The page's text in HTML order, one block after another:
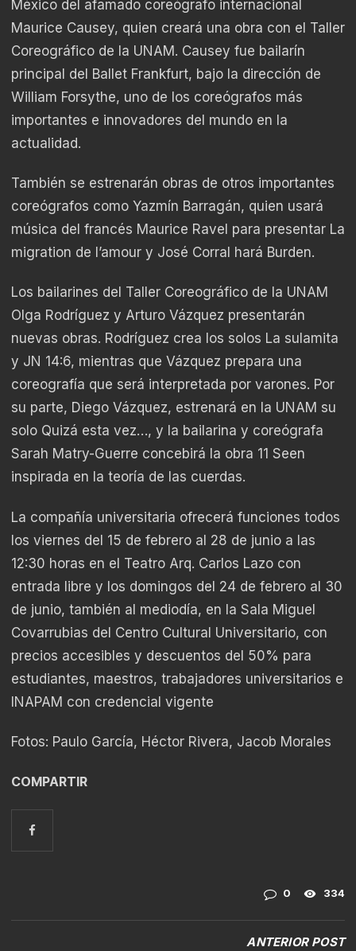
México del afamado coreógrafo internacional
Maurice Causey, quien creará una obra con el Taller
Coreográfico de la UNAM. Causey fue bailarín
principal del Ballet Frankfurt, bajo la dirección de
William Forsythe, uno de los coreógrafos más
importantes e innovadores del mundo en la
actualidad.
También se estrenarán obras de otros importantes
coreógrafos como Yazmín Barragán, quien usará
música del francés Maurice Ravel para presentar La
migration de l’amour y José Corral hará Burden.
Los bailarines del Taller Coreográfico de la UNAM
Olga Rodríguez y Arturo Vázquez presentarán
nuevas obras. Rodríguez crea los solos La sulamita
y JN 14:6, mientras que Vázquez prepara una
coreografía que será interpretada por varones. Por
su parte, Diego Vázquez, estrenará en la UNAM su
solo Quizá esta vez…, y la bailarina y coreógrafa
Sarah Matry-Guerre concebirá la obra 11 Seen
inspirada en la teoría de las cuerdas.
La compañía universitaria ofrecerá funciones todos
los viernes del 15 de febrero al 28 de junio a las
12:30 horas en el Teatro Arq. Carlos Lazo con
entrada libre y los domingos del 24 de febrero al 30
de junio, también al mediodía, en la Sala Miguel
Covarrubias del Centro Cultural Universitario, con
precios accesibles y descuentos del 50% para
estudiantes, maestros, trabajadores universitarios e
INAPAM con credencial vigente
Fotos: Paulo García, Héctor Rivera, Jacob Morales
COMPARTIR
0 334
ANTERIOR POST